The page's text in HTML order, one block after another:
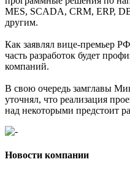
MES, SCADA, CRM, ERP,
другим.
Как заявлял вице-премьер
часть разработок будет
компаний.
В свою очередь замглавы
уточнял, что реализация
над некоторыми предстоит
Новости компании